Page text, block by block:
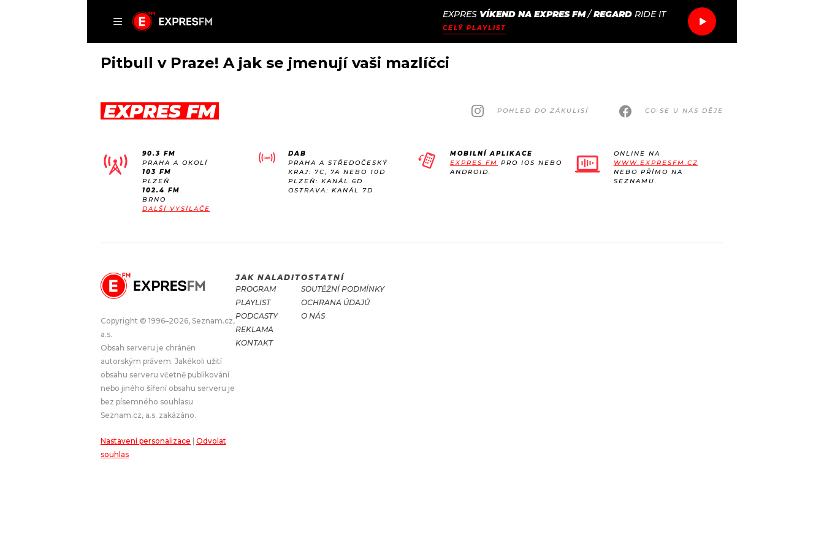
EXPRES VÍKEND NA EXPRES FM/REGARD RIDE IT
CELÝ PLAYLIST
DOMŮ
AKTUÁLNĚ
ROZHOVORY
#NEBUDUDOMA
PODCASTY
JAK NALADIT
RÁDIO
APLIKACE
PROGRAM
PLAYLIST
JAK NALADIT
SOUTĚŽE
Pitbull v Praze! A jak se jmenují vaši mazlíčci
EXPRES FM POHLED DO ZÁKULISÍ CO SE U NÁS DĚJE
90.3 FM
PRAHA A OKOLÍ
103 FM
PLZEŇ
102.4 FM
BRNO
DALŠÍ VYSÍLAČE
DAB
PRAHA A STŘEDOČESKÝ
KRAJ: 7C, 7A NEBO 10D
PLZEŇ: KANÁL 6D
OSTRAVA: KANÁL 7D
MOBILNÍ APLIKACE
EXPRES FM PRO IOS NEBO
ANDROID.
ONLINE NA
WWW.EXPRESFM.CZ
NEBO PŘÍMO NA
SEZNAMU.
Copyright © 1996–2026, Seznam.cz,
a.s.
Obsah serveru je chráněn
autorským právem. Jakékoli užití
obsahu serveru včetně publikování
nebo jiného šíření obsahu serveru je
bez písemného souhlasu
Seznam.cz, a.s. zakázáno.
Nastavení personalizace
Odvolat
souhlas
JAK NALADIT
PROGRAM
PLAYLIST
PODCASTY
REKLAMA
KONTAKT
OSTATNÍ
SOUTĚŽNÍ PODMÍNKY
OCHRANA ÚDAJŮ
O NÁS